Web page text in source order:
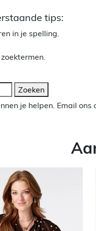
tips:
in je spelling.
Zoeken
je helpen. Email ons